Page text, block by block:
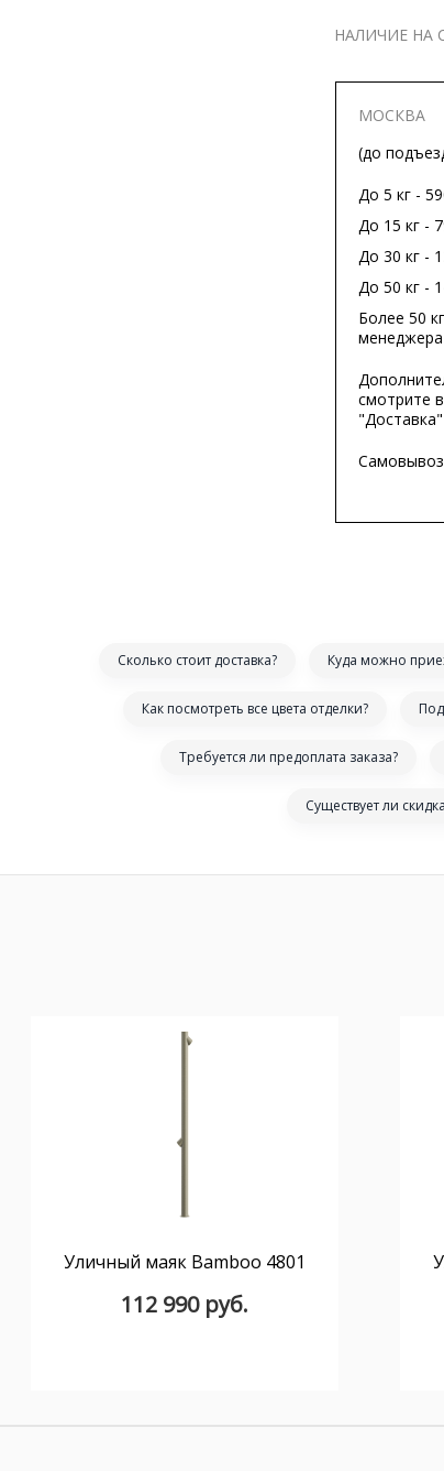
НАЛИЧИЕ НА
МОСКВА
(до
До 5 кг -
До 15 кг -
До 30 кг -
До 50 кг -
Более 50
менеджера
смотрите
"Доставка"
Сколько стоит доставка? Куда можно
Как посмотреть все цвета отделки?
Требуется ли предоплата заказа?
Существует ли
Уличный маяк Bamboo 4801
112 990 руб.